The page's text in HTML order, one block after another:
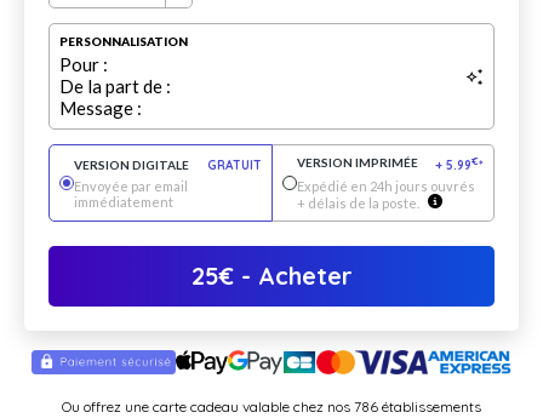
PERSONNALISATION
Pour :
De la part de :
Message :
VERSION DIGITALE
GRATUIT
Envoyée par email
immédiatement
VERSION IMPRIMÉE + 5.99€*
Expédié en 24h jours ouvrés
+ délais de la poste.
25€- Acheter
Ou offrez une carte cadeau valable chez nos 786 établissements